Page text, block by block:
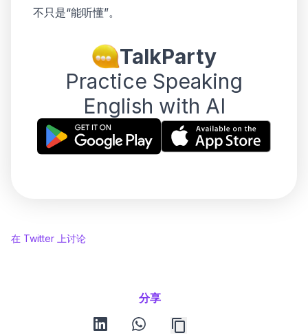
不只是“能听懂”。
TalkParty
Practice Speaking
English with AI
在 Twitter 上讨论
分享
linkedin whatsapp